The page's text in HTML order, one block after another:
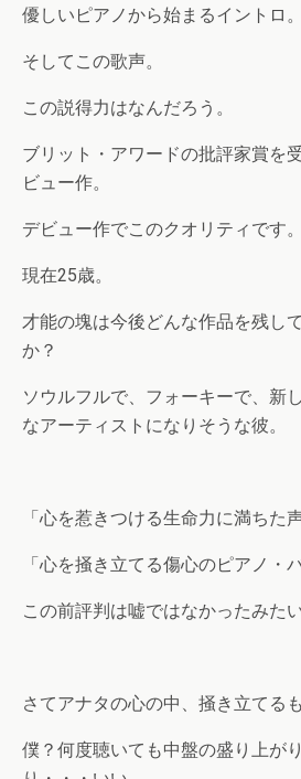
優しいピアノから始まるイントロ。
そしてこの歌声。
この説得力はなんだろう。
ブリット・アワードの批評家賞を
ビュー作。
デビュー作でこのクオリティです。
現在25歳。
才能の塊は今後どんな作品を残し
か？
ソウルフルで、フォーキーで、新
なアーティストになりそうな彼。
「心を惹きつける生命力に満ちた声
「心を掻き立てる傷心のピアノ・
この前評判は嘘ではなかったみた
さてアナタの心の中、掻き立てる
僕？何度聴いても中盤の盛り上が